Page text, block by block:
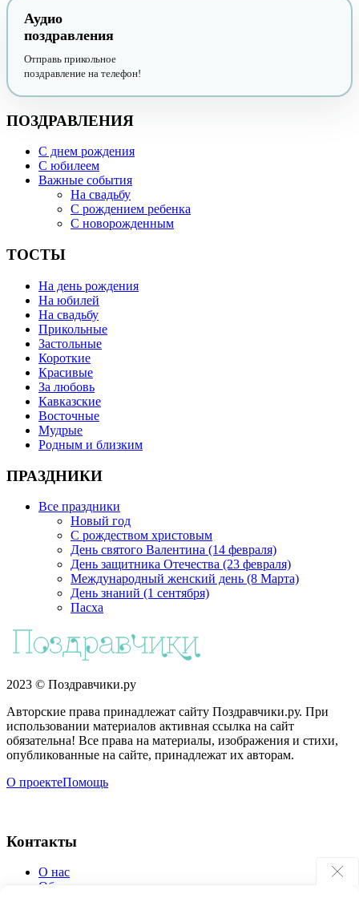
Аудио
поздравления
Отправь прикольное
поздравление на телефон!
ПОЗДРАВЛЕНИЯ
С днем рождения
С юбилеем
Важные события
На свадьбу
С рождением ребенка
С новорожденным
ТОСТЫ
На день рождения
На юбилей
На свадьбу
Прикольные
Застольные
Короткие
Красивые
За любовь
Кавказские
Восточные
Мудрые
Родным и близким
ПРАЗДНИКИ
Все праздники
Новый год
С рождеством христовым
День святого Валентина (14 февраля)
День защитника Отечества (23 февраля)
Международный женский день (8 Марта)
День знаний (1 сентября)
Пасха
2023 © Поздравчики.ру
Авторские права принадлежат сайту Поздравчики.ру. При
использовании материалов активная ссылка на сайт
обязательна! Все права на материалы, изображения и стихи,
опубликованные на сайте, принадлежат их авторам.
О проектеПомощь
Контакты
О нас
Обратная связь